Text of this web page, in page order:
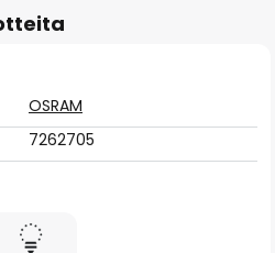
OSRAM
7262705